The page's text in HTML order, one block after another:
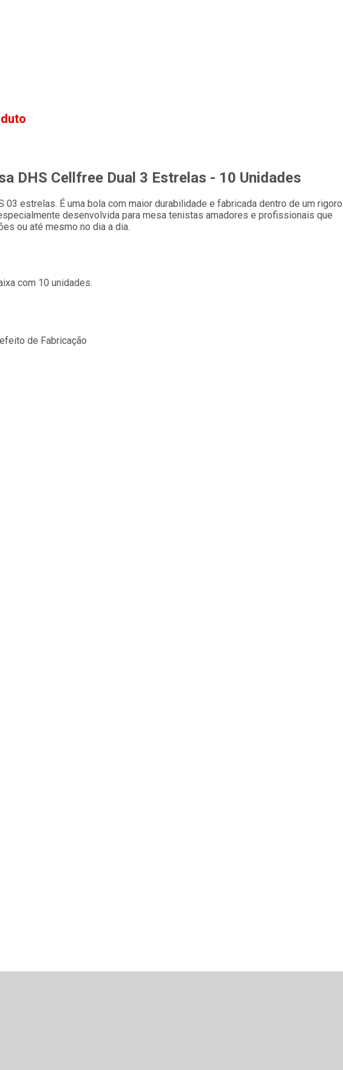
DHS Cellfree Dual 3 Estrelas - 10 Unidades
03 estrelas. É uma bola com maior durabilidade e fabricada dentro de um
desenvolvida para mesa tenistas amadores e profissionais que
ou até mesmo no dia a dia.
com 10 unidades.
de Fabricação